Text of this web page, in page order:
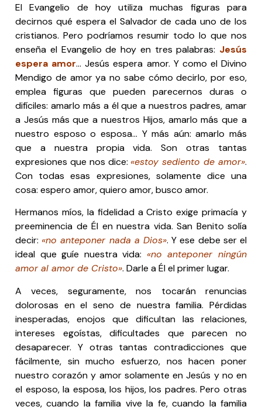
El Evangelio de hoy utiliza muchas figuras para
decirnos qué espera el Salvador de cada uno de los
cristianos. Pero podríamos resumir todo lo que nos
enseña el Evangelio de hoy en tres palabras: Jesús
espera amor… Jesús espera amor. Y como el Divino
Mendigo de amor ya no sabe cómo decirlo, por eso,
emplea figuras que pueden parecernos duras o
difíciles: amarlo más a él que a nuestros padres, amar
a Jesús más que a nuestros Hijos, amarlo más que a
nuestro esposo o esposa… Y más aún: amarlo más
que a nuestra propia vida. Son otras tantas
expresiones que nos dice: «estoy sediento de amor».
Con todas esas expresiones, solamente dice una
cosa: espero amor, quiero amor, busco amor.
Hermanos míos, la fidelidad a Cristo exige primacía y
preeminencia de Él en nuestra vida. San Benito solía
decir: «no anteponer nada a Dios». Y ese debe ser el
ideal que guíe nuestra vida: «no anteponer ningún
amor al amor de Cristo». Darle a Él el primer lugar.
A veces, seguramente, nos tocarán renuncias
dolorosas en el seno de nuestra familia. Pérdidas
inesperadas, enojos que dificultan las relaciones,
intereses egoístas, dificultades que parecen no
desaparecer. Y otras tantas contradicciones que
fácilmente, sin mucho esfuerzo, nos hacen poner
nuestro corazón y amor solamente en Jesús y no en
el esposo, la esposa, los hijos, los padres. Pero otras
veces, cuando la familia vive la fe, cuando la familia